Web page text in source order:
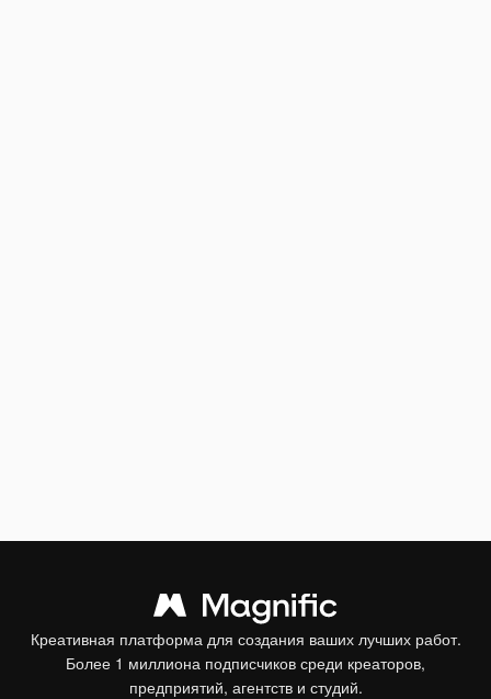
Креативная платформа для создания ваших лучших работ.
Более 1 миллиона подписчиков среди креаторов,
предприятий, агентств и студий.